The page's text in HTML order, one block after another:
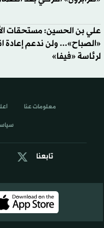
علي بن الحسين: مستحقات
«الصباح»... ولن ندعم إعادة
لرئاسة «فيفا»
تابعنا
معلومات عنا